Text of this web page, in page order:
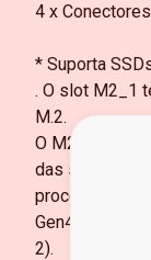
4 x
* Suporta
. O slot M2_1
M.2.
O M2_1
das séries
Gen4x2 com
2).